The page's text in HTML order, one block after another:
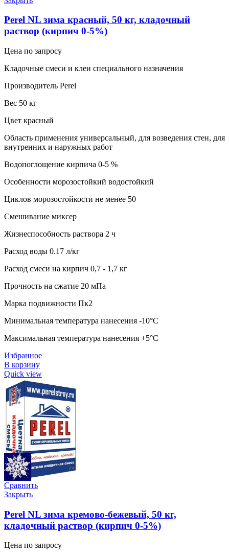
Perel NL зима красный, 50 кг, кладочный
раствор (кирпич 0-5%)
Цена по запросу
Кладочные смеси и клеи специального назначения
Производитель Perel
Вес 50 кг
Цвет красный
Область применения универсальный, для возведения стен, для
внутренних и наружных работ
Водопоглощение кирпича 0-5 %
Особенности морозостойкий водостойкий
Циклов морозостойкости не менее 50
Смешивание миксер
Жизнеспособность раствора 2 ч
Расход воды 0.17 л/кг
Расход смеси на кирпич 0,7 - 1,7 кг
Прочность на сжатие 20 мПа
Марка подвижности Пк2
Минимальная температура нанесения -10°C
Максимальная температура нанесения +5°C
Избранное
В корзину
Quick view
Сравнить
Закрыть
Perel NL зима кремово-бежевый, 50 кг,
кладочный раствор (кирпич 0-5%)
Цена по запросу